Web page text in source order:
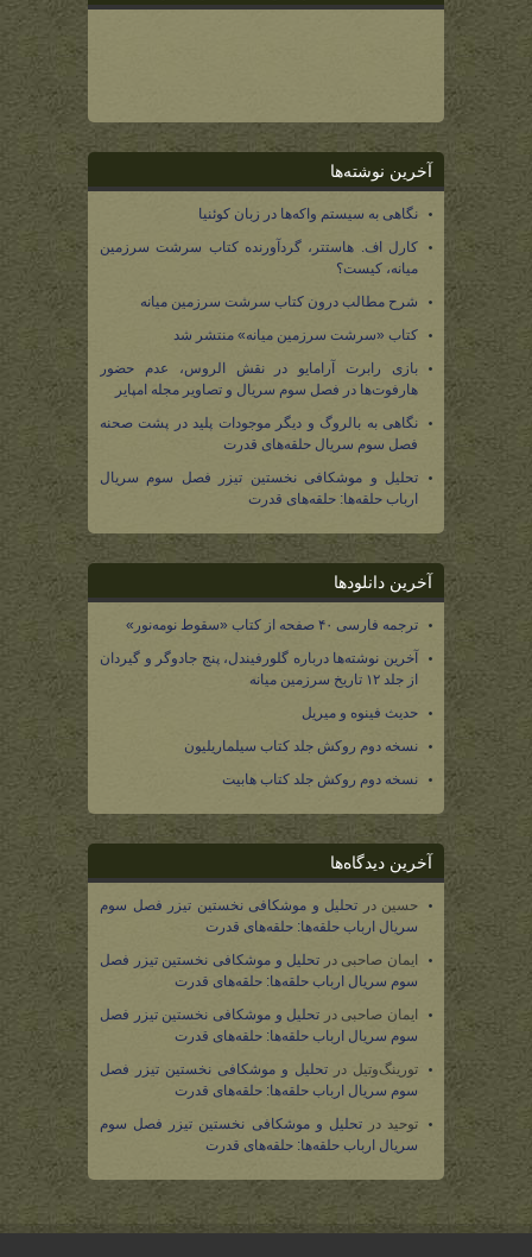
آخرین نوشته‌ها
نگاهی به سیستم واکه‌ها در زبان کوئنیا
کارل اف. هاستتر، گردآورنده کتاب سرشت سرزمین
میانه، کیست؟
شرح مطالب درون کتاب سرشت سرزمین میانه
کتاب «سرشت سرزمین میانه» منتشر شد
بازی رابرت آرامایو در نقش الروس، عدم حضور
هارفوت‌ها در فصل سوم سریال و تصاویر مجله امپایر
نگاهی به بالروگ و دیگر موجودات پلید در پشت صحنه
فصل سوم سریال حلقه‌های قدرت
تحلیل و موشکافی نخستین تیزر فصل سوم سریال
ارباب حلقه‌ها: حلقه‌های قدرت
آخرین دانلودها
ترجمه فارسی ۴۰ صفحه از کتاب «سقوط نومه‌نور»
آخرین نوشته‌ها درباره گلورفیندل، پنج جادوگر و گیردان
از جلد ۱۲ تاریخ سرزمین میانه
حدیث فینوه و میریل
نسخه دوم روکش جلد کتاب سیلماریلیون
نسخه دوم روکش جلد کتاب هابیت
آخرین دیدگاه‌ها
حسین در تحلیل و موشکافی نخستین تیزر فصل سوم
سریال ارباب حلقه‌ها: حلقه‌های قدرت
ایمان صاحبی در تحلیل و موشکافی نخستین تیزر فصل
سوم سریال ارباب حلقه‌ها: حلقه‌های قدرت
ایمان صاحبی در تحلیل و موشکافی نخستین تیزر فصل
سوم سریال ارباب حلقه‌ها: حلقه‌های قدرت
تورینگ‌وتیل در تحلیل و موشکافی نخستین تیزر فصل
سوم سریال ارباب حلقه‌ها: حلقه‌های قدرت
توحید درتحلیل و موشکافی نخستین تیزر فصل سوم
سریال ارباب حلقه‌ها: حلقه‌های قدرت